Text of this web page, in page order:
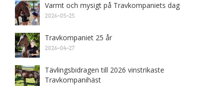
Varmt och mysigt på Travkompaniets dag
2026-05-25
Travkompaniet 25 år
2026-04-27
Tävlingsbidragen till 2026 vinstrikaste
Travkompanihäst